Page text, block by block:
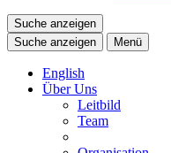
Suche anzeigen
Suche anzeigen
Menü
English
Über Uns
Leitbild
Team